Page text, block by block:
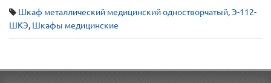
Шкаф металлический медицинский одностворчатый,Э-112-
ШКЭ, Шкафы медицинские